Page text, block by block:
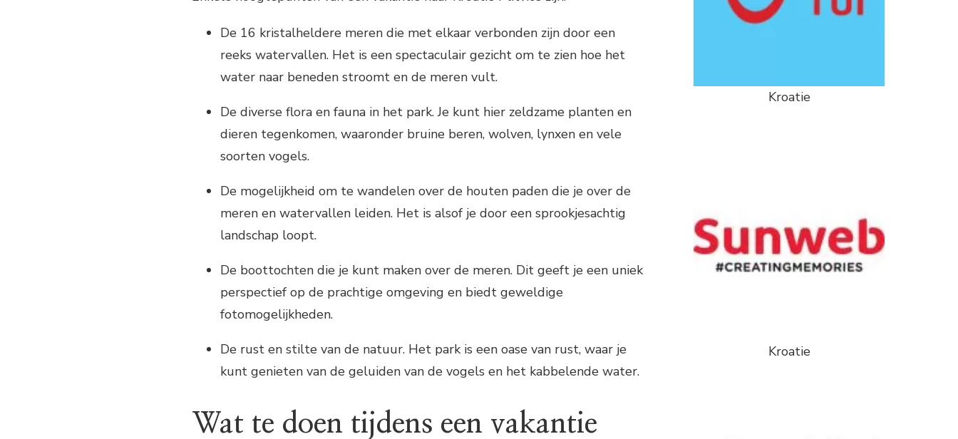
De 16 kristalheldere meren die met elkaar verbonden zijn door een
reeks watervallen. Het is een spectaculair gezicht om te zien hoe het
water naar beneden stroomt en de meren vult.
De diverse flora en fauna in het park. Je kunt hier zeldzame planten en
dieren tegenkomen, waaronder bruine beren, wolven, lynxen en vele
soorten vogels.
De mogelijkheid om te wandelen over de houten paden die je over de
meren en watervallen leiden. Het is alsof je door een sprookjesachtig
landschap loopt.
De boottochten die je kunt maken over de meren. Dit geeft je een uniek
perspectief op de prachtige omgeving en biedt geweldige
fotomogelijkheden.
De rust en stilte van de natuur. Het park is een oase van rust, waar je
kunt genieten van de geluiden van de vogels en het kabbelende water.
Wat te doen tijdens een vakantie
Kroatie
Kroatie